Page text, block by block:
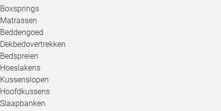
Boxsprings
Matrassen
Beddengoed
Dekbedovertrekken
Bedspreien
Hoeslakens
Kussenslopen
Hoofdkussens
Slaapbanken